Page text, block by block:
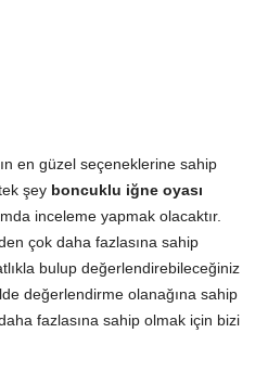
en güzel seçeneklerine sahip
şey boncuklu iğne oyası
inceleme yapmak olacaktır.
çok daha fazlasına sahip
bulup değerlendirebileceğiniz
değerlendirme olanağına sahip
fazlasına sahip olmak için bizi